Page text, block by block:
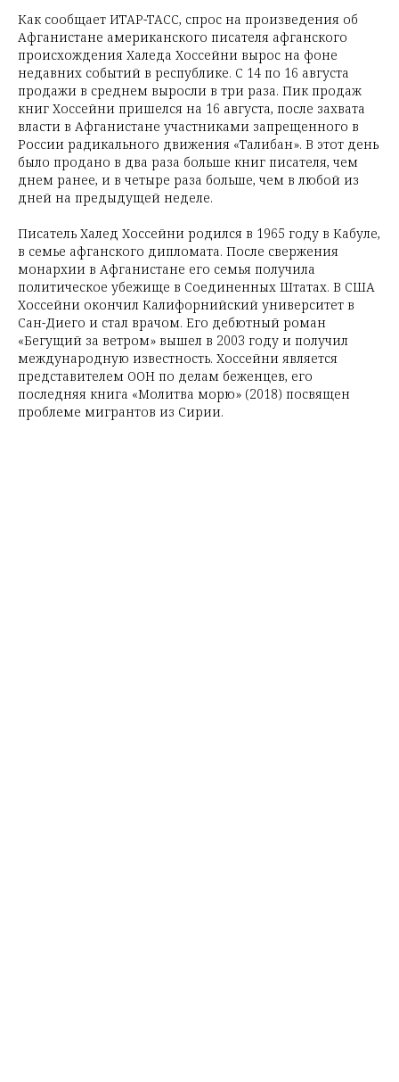
Как сообщает ИТАР-ТАСС, спрос на произведения об
Афганистане американского писателя афганского
происхождения Халеда Хоссейни вырос на фоне
недавних событий в республике. С 14 по 16 августа
продажи в среднем выросли в три раза. Пик продаж
книг Хоссейни пришелся на 16 августа, после захвата
власти в Афганистане участниками запрещенного в
России радикального движения «Талибан». В этот день
было продано в два раза больше книг писателя, чем
днем ранее, и в четыре раза больше, чем в любой из
дней на предыдущей неделе.
Писатель Халед Хоссейни родился в 1965 году в Кабуле,
в семье афганского дипломата. После свержения
монархии в Афганистане его семья получила
политическое убежище в Соединенных Штатах. В США
Хоссейни окончил Калифорнийский университет в
Сан-Диего и стал врачом. Его дебютный роман
«Бегущий за ветром» вышел в 2003 году и получил
международную известность. Хоссейни является
представителем ООН по делам беженцев, его
последняя книга «Молитва морю» (2018) посвящен
проблеме мигрантов из Сирии.